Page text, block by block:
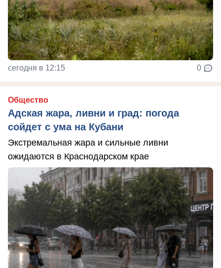
сегодня в 12:15 0
Общество
Адская жара, ливни и град: погода
сойдет с ума на Кубани
Экстремальная жара и сильные ливни
ожидаются в Краснодарском крае